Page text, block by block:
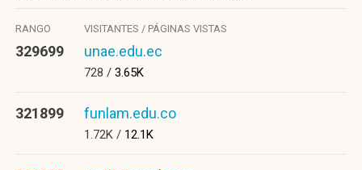
RANGO VISITANTES / PÁGINAS VISTAS
329699 unae.edu.ec
728 / 3.65K
321899 funlam.edu.co
1.72K / 12.1K